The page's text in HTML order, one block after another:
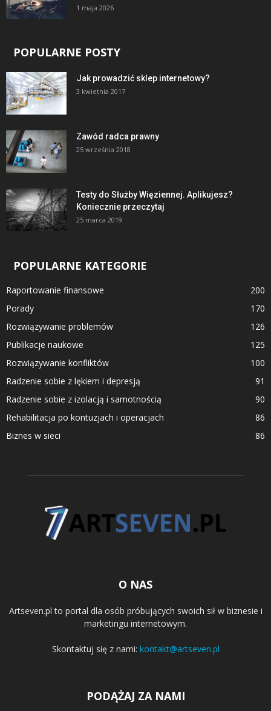
1 maja 2026
POPULARNE POSTY
Jak prowadzić sklep internetowy?
3 kwietnia 2017
Zawód radca prawny
25 września 2018
Testy do Służby Więziennej. Aplikujesz?
Koniecznie przeczytaj
25 marca 2019
POPULARNE KATEGORIE
Raportowanie finansowe
200
Porady
170
Rozwiązywanie problemów
126
Publikacje naukowe
125
Rozwiązywanie konfliktów
100
Radzenie sobie z lękiem i depresją
91
Radzenie sobie z izolacją i samotnością
90
Rehabilitacja po kontuzjach i operacjach
86
Biznes w sieci
86
O NAS
Artseven.pl to portal dla osób próbujących swoich sił w biznesie i
marketingu internetowym.
Skontaktuj się z nami: kontakt@artseven.pl
PODĄŻAJ ZA NAMI